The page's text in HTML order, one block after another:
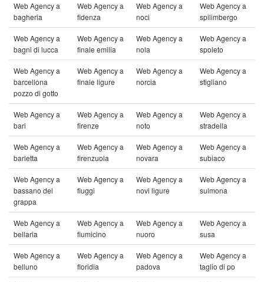
Web Agency a
bagheria
Web Agency a
fidenza
Web Agency a
noci
Web Agency a
spilimbergo
Web Agency a
bagni di lucca
Web Agency a
finale emilia
Web Agency a
nola
Web Agency a
spoleto
Web Agency a
barcellona
pozzo di gotto
Web Agency a
finale ligure
Web Agency a
norcia
Web Agency a
stigliano
Web Agency a
bari
Web Agency a
firenze
Web Agency a
noto
Web Agency a
stradella
Web Agency a
barletta
Web Agency a
firenzuola
Web Agency a
novara
Web Agency a
subiaco
Web Agency a
bassano del
grappa
Web Agency a
fiuggi
Web Agency a
novi ligure
Web Agency a
sulmona
Web Agency a
bellaria
Web Agency a
fiumicino
Web Agency a
nuoro
Web Agency a
susa
Web Agency a
belluno
Web Agency a
floridia
Web Agency a
padova
Web Agency a
taglio di po